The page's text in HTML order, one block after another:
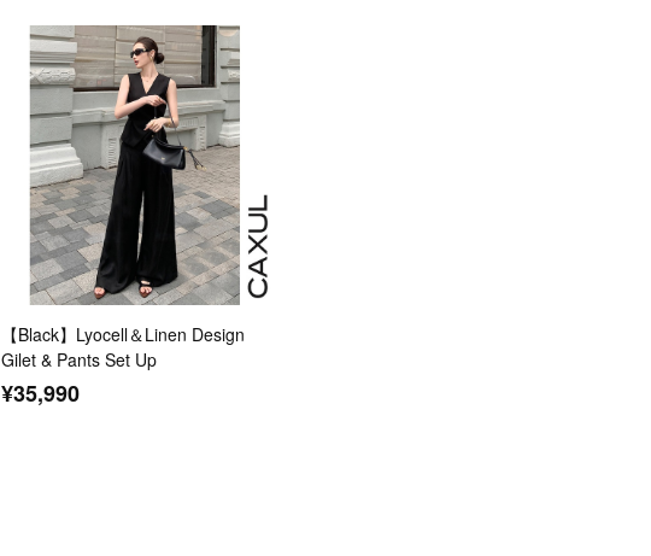
【Black】Lyocell＆Linen Design
Gilet & Pants Set Up
¥35,990